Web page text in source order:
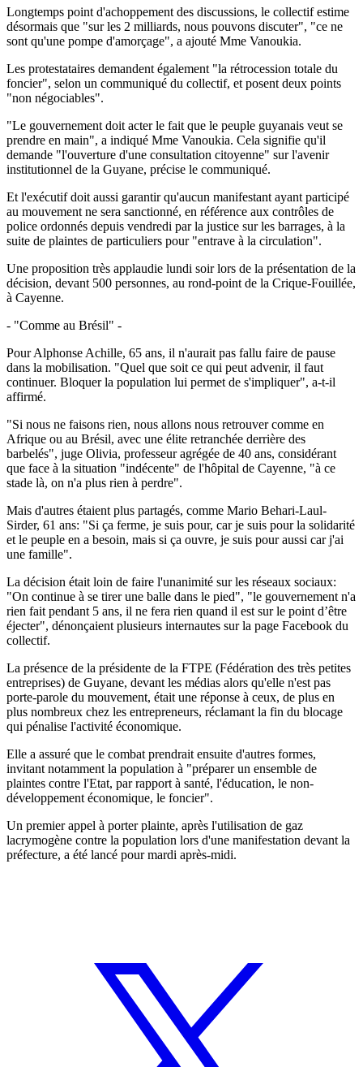
Longtemps point d'achoppement des discussions, le collectif estime
désormais que "sur les 2 milliards, nous pouvons discuter", "ce ne
sont qu'une pompe d'amorçage", a ajouté Mme Vanoukia.
Les protestataires demandent également "la rétrocession totale du
foncier", selon un communiqué du collectif, et posent deux points
"non négociables".
"Le gouvernement doit acter le fait que le peuple guyanais veut se
prendre en main", a indiqué Mme Vanoukia. Cela signifie qu'il
demande "l'ouverture d'une consultation citoyenne" sur l'avenir
institutionnel de la Guyane, précise le communiqué.
Et l'exécutif doit aussi garantir qu'aucun manifestant ayant participé
au mouvement ne sera sanctionné, en référence aux contrôles de
police ordonnés depuis vendredi par la justice sur les barrages, à la
suite de plaintes de particuliers pour "entrave à la circulation".
Une proposition très applaudie lundi soir lors de la présentation de la
décision, devant 500 personnes, au rond-point de la Crique-Fouillée,
à Cayenne.
- "Comme au Brésil" -
Pour Alphonse Achille, 65 ans, il n'aurait pas fallu faire de pause
dans la mobilisation. "Quel que soit ce qui peut advenir, il faut
continuer. Bloquer la population lui permet de s'impliquer", a-t-il
affirmé.
"Si nous ne faisons rien, nous allons nous retrouver comme en
Afrique ou au Brésil, avec une élite retranchée derrière des
barbelés", juge Olivia, professeur agrégée de 40 ans, considérant
que face à la situation "indécente" de l'hôpital de Cayenne, "à ce
stade là, on n'a plus rien à perdre".
Mais d'autres étaient plus partagés, comme Mario Behari-Laul-
Sirder, 61 ans: "Si ça ferme, je suis pour, car je suis pour la solidarité
et le peuple en a besoin, mais si ça ouvre, je suis pour aussi car j'ai
une famille".
La décision était loin de faire l'unanimité sur les réseaux sociaux:
"On continue à se tirer une balle dans le pied", "le gouvernement n'a
rien fait pendant 5 ans, il ne fera rien quand il est sur le point d’être
éjecter", dénonçaient plusieurs internautes sur la page Facebook du
collectif.
La présence de la présidente de la FTPE (Fédération des très petites
entreprises) de Guyane, devant les médias alors qu'elle n'est pas
porte-parole du mouvement, était une réponse à ceux, de plus en
plus nombreux chez les entrepreneurs, réclamant la fin du blocage
qui pénalise l'activité économique.
Elle a assuré que le combat prendrait ensuite d'autres formes,
invitant notamment la population à "préparer un ensemble de
plaintes contre l'Etat, par rapport à santé, l'éducation, le non-
développement économique, le foncier".
Un premier appel à porter plainte, après l'utilisation de gaz
lacrymogène contre la population lors d'une manifestation devant la
préfecture, a été lancé pour mardi après-midi.